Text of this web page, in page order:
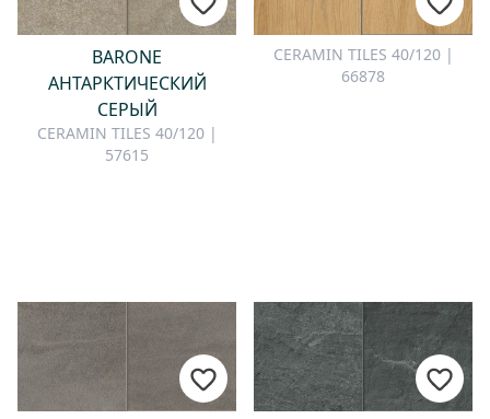
BARONE
АНТАРКТИЧЕСКИЙ
СЕРЫЙ
CERAMIN TILES 40/120 |
57615
CERAMIN TILES 40/120 |
66878